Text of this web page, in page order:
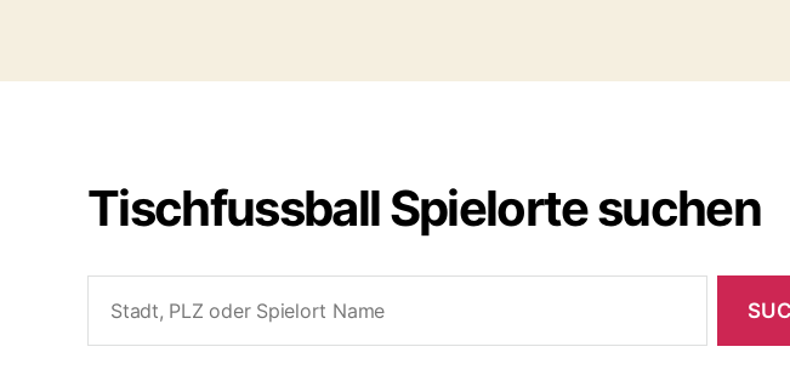
Tischfussball Spielorte suchen
for: